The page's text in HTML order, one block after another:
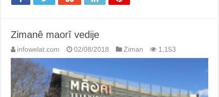
Zimanê maorî vedije
infowelat.com 02/08/2018 Ziman 1,153